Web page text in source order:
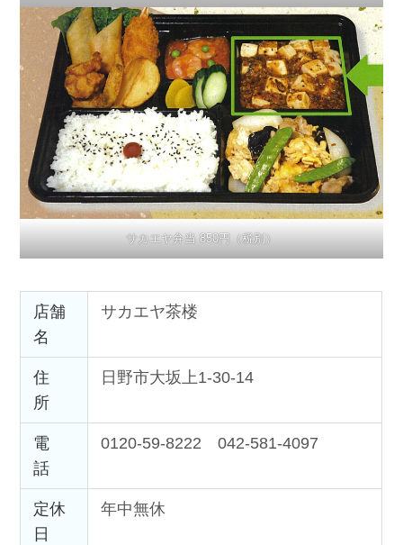
サカエヤ弁当 850円（税別）
店舗
名
サカエヤ茶楼
住
所
日野市大坂上1-30-14
電
話
0120-59-8222 042-581-4097
定休
日
年中無休